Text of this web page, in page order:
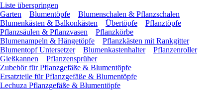
Liste überspringen
Garten
Blumentöpfe
Blumenschalen & Pflanzschalen
Blumenkästen & Balkonkästen
Übertöpfe
Pflanztöpfe
Pflanzsäulen & Pflanzvasen
Pflanzkörbe
Blumenampeln & Hängetöpfe
Pflanzkästen mit Rankgitter
Blumentopf Untersetzer
Blumenkastenhalter
Pflanzenroller
Gießkannen
Pflanzensprüher
Zubehör für Pflanzgefäße & Blumentöpfe
Ersatzteile für Pflanzgefäße & Blumentöpfe
Lechuza Pflanzgefäße & Blumentöpfe